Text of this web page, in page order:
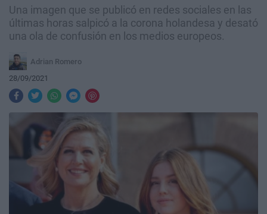
Una imagen que se publicó en redes sociales en las
últimas horas salpicó a la corona holandesa y desató
una ola de confusión en los medios europeos.
Adrian Romero
28/09/2021